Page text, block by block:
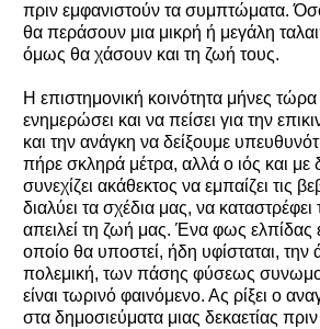
πριν εμφανιστούν τα συμπτώματα.
θα περάσουν μια μικρή ή μεγάλη
όμως θα χάσουν και τη ζωή τους.
Η επιστημονική κοινότητα μήνες
ενημερώσει και να πείσει για την
και την ανάγκη να δείξουμε
πήρε σκληρά μέτρα, αλλά ο ιός και με
συνεχίζει ακάθεκτος να εμπαίζει τις
διαλύει τα σχέδια μας, να
απειλεί τη ζωή μας. Ένα φως ελπίδας
οποίο θα υποστεί, ήδη υφίσταται, την
πολεμική, των πάσης φύσεως
είναι τωρινό φαινόμενο. Ας ρίξει ο
στα δημοσιεύματα μιας δεκαετίας